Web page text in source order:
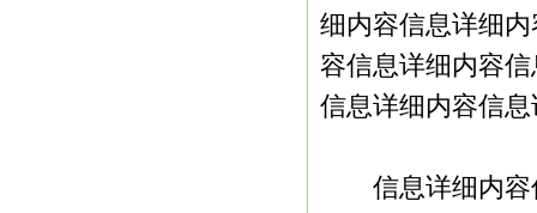
细内容信息详细
容信息详细内容
信息详细内容信
信息详细内容